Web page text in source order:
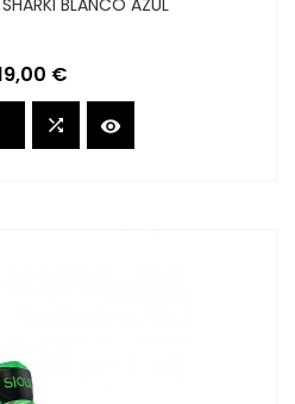
BLANCO AZUL
Precio
€
 